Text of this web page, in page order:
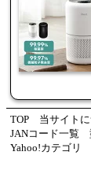
TOP 当サイト
JANコード一覧
Yahoo!カテゴリ